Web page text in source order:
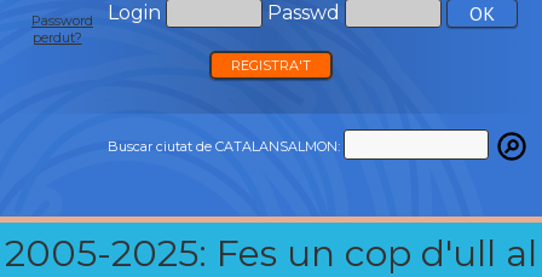
Login Passwd
Password
perdut?
REGISTRA'T
Buscar ciutat de CATALANSALMON:
2005-2025: Fes un cop d'ull al